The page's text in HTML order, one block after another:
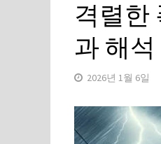
격렬한
과 해석
2026년 1월 6일